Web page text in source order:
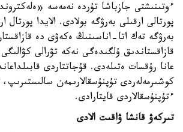
ءوتىنىشتى جازباشا تۇردە نەمەسە
پورتالى ارقىلى بەرۋگە بولادى. الايدا
بەرۋگە تەك اتا-اناسىنىڭ ەكەۋى دە
قازاقستاندىق ۇلگىدەگى نەكە تۋرالى
عانا رۇقسات ەتىلەدى. قۇجاتتاردى
كوشىرمەلەردى تۇپنۇسقالارىمەن
ءتۇپنۇسقالاردى قايتارادى.
تىركەۋ قانشا ۋاقىت الادى